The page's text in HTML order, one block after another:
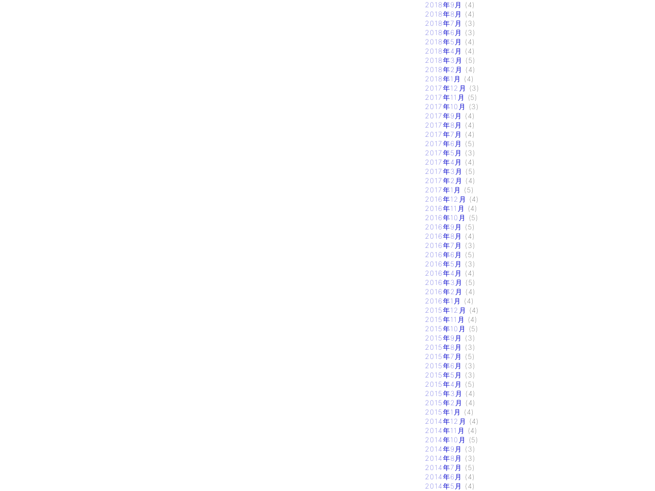
2018年9月
(4)
2018年8月
(4)
2018年7月
(3)
2018年6月
(3)
2018年5月
(4)
2018年4月
(4)
2018年3月
(5)
2018年2月
(4)
2018年1月
(4)
2017年12月
(3)
2017年11月
(5)
2017年10月
(3)
2017年9月
(4)
2017年8月
(4)
2017年7月
(4)
2017年6月
(5)
2017年5月
(3)
2017年4月
(4)
2017年3月
(5)
2017年2月
(4)
2017年1月
(5)
2016年12月
(4)
2016年11月
(4)
2016年10月
(5)
2016年9月
(5)
2016年8月
(4)
2016年7月
(3)
2016年6月
(5)
2016年5月
(3)
2016年4月
(4)
2016年3月
(5)
2016年2月
(4)
2016年1月
(4)
2015年12月
(4)
2015年11月
(4)
2015年10月
(5)
2015年9月
(3)
2015年8月
(3)
2015年7月
(5)
2015年6月
(3)
2015年5月
(3)
2015年4月
(5)
2015年3月
(4)
2015年2月
(4)
2015年1月
(4)
2014年12月
(4)
2014年11月
(4)
2014年10月
(5)
2014年9月
(3)
2014年8月
(3)
2014年7月
(5)
2014年6月
(4)
2014年5月
(4)